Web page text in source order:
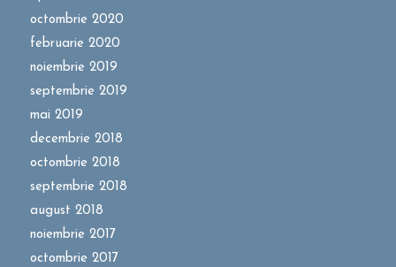
octombrie 2020
februarie 2020
noiembrie 2019
septembrie 2019
mai 2019
decembrie 2018
octombrie 2018
septembrie 2018
august 2018
noiembrie 2017
octombrie 2017